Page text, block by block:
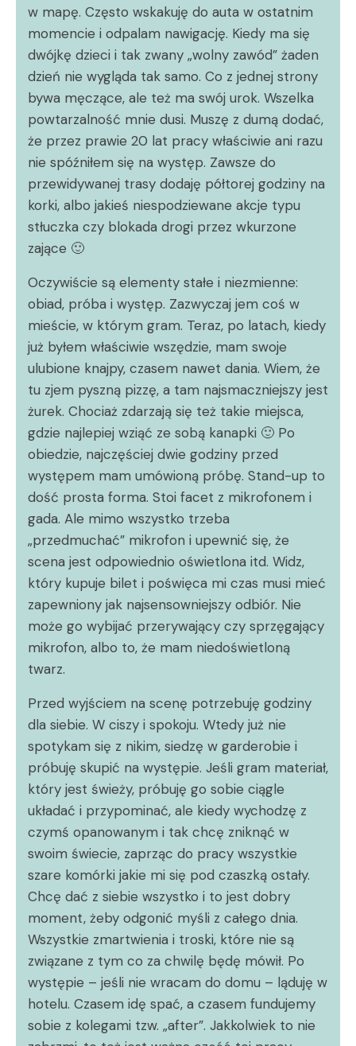
w mapę. Często wskakuję do auta w ostatnim
momencie i odpalam nawigację. Kiedy ma się
dwójkę dzieci i tak zwany „wolny zawód” żaden
dzień nie wygląda tak samo. Co z jednej strony
bywa męczące, ale też ma swój urok. Wszelka
powtarzalność mnie dusi. Muszę z dumą dodać,
że przez prawie 20 lat pracy właściwie ani razu
nie spóźniłem się na występ. Zawsze do
przewidywanej trasy dodaję półtorej godziny na
korki, albo jakieś niespodziewane akcje typu
stłuczka czy blokada drogi przez wkurzone
zające 🙂
Oczywiście są elementy stałe i niezmienne:
obiad, próba i występ. Zazwyczaj jem coś w
mieście, w którym gram. Teraz, po latach, kiedy
już byłem właściwie wszędzie, mam swoje
ulubione knajpy, czasem nawet dania. Wiem, że
tu zjem pyszną pizzę, a tam najsmaczniejszy jest
żurek. Chociaż zdarzają się też takie miejsca,
gdzie najlepiej wziąć ze sobą kanapki 🙂 Po
obiedzie, najczęściej dwie godziny przed
występem mam umówioną próbę. Stand-up to
dość prosta forma. Stoi facet z mikrofonem i
gada. Ale mimo wszystko trzeba
„przedmuchać” mikrofon i upewnić się, że
scena jest odpowiednio oświetlona itd. Widz,
który kupuje bilet i poświęca mi czas musi mieć
zapewniony jak najsensowniejszy odbiór. Nie
może go wybijać przerywający czy sprzęgający
mikrofon, albo to, że mam niedoświetloną
twarz.
Przed wyjściem na scenę potrzebuję godziny
dla siebie. W ciszy i spokoju. Wtedy już nie
spotykam się z nikim, siedzę w garderobie i
próbuję skupić na występie. Jeśli gram materiał,
który jest świeży, próbuję go sobie ciągle
układać i przypominać, ale kiedy wychodzę z
czymś opanowanym i tak chcę zniknąć w
swoim świecie, zaprząc do pracy wszystkie
szare komórki jakie mi się pod czaszką ostały.
Chcę dać z siebie wszystko i to jest dobry
moment, żeby odgonić myśli z całego dnia.
Wszystkie zmartwienia i troski, które nie są
związane z tym co za chwilę będę mówił. Po
występie – jeśli nie wracam do domu – ląduję w
hotelu. Czasem idę spać, a czasem fundujemy
sobie z kolegami tzw. „after”. Jakkolwiek to nie